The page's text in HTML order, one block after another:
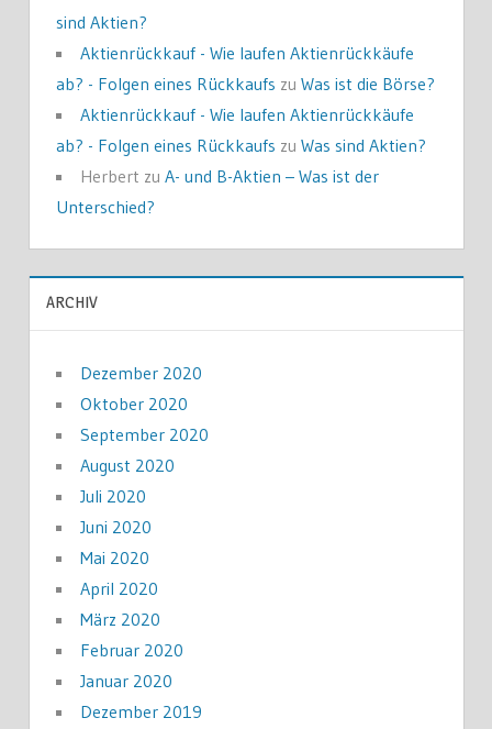
sind Aktien?
Aktienrückkauf - Wie laufen Aktienrückkäufe
ab? - Folgen eines Rückkaufs zu Was ist die Börse?
Aktienrückkauf - Wie laufen Aktienrückkäufe
ab? - Folgen eines Rückkaufs zu Was sind Aktien?
Herbert zu A- und B-Aktien – Was ist der
Unterschied?
ARCHIV
Dezember 2020
Oktober 2020
September 2020
August 2020
Juli 2020
Juni 2020
Mai 2020
April 2020
März 2020
Februar 2020
Januar 2020
Dezember 2019